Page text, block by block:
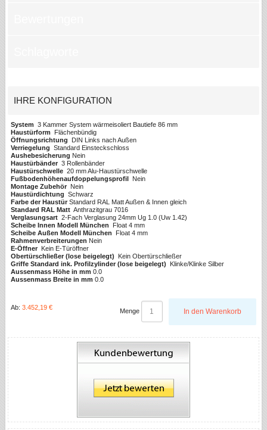
IHRE KONFIGURATION
System 3 Kammer System wärmeisoliert Bautiefe 86 mm
Haustürform
Flächenbündig
Öffnungsrichtung
DIN Links nach Außen
Verriegelung Standard Einsteckschloss
Aushebesicherung Nein
Haustürbänder 3 Rollenbänder
Haustürschwelle 20 mm Alu-Haustürschwelle
Fußbodenhöhenaufdoppelungsprofil Nein
Montage Zubehör Nein
Haustürdichtung Schwarz
Farbe der Haustür Standard RAL Matt Außen & Innen gleich
Standard RAL Matt Anthrazitgrau 7016
Verglasungsart 2-Fach Verglasung 24mm Ug 1.0 (Uw 1.42)
Scheibe Innen Modell München
Float 4 mm
Scheibe Außen Modell München
Float 4 mm
Rahmenverbreiterungen Nein
E-Öffner Kein E-Türöffner
Obertürschließer (lose beigelegt)
Kein Obertürschließer
Griffe Standard ink. Profilzylinder (lose beigelegt)
Klinke/Klinke Silber
Aussenmass Höhe in mm 0.0
Aussenmass Breite in mm 0.0
Ab:3.452,19 € Menge In den Warenkorb